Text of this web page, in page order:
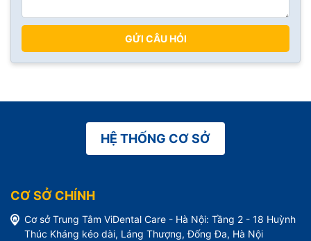
GỬI CÂU HỎI
HỆ THỐNG CƠ SỞ
CƠ SỞ CHÍNH
Cơ sở Trung Tâm ViDental Care - Hà Nội: Tầng 2 - 18 Huỳnh
Thúc Kháng kéo dài, Láng Thượng, Đống Đa, Hà Nội